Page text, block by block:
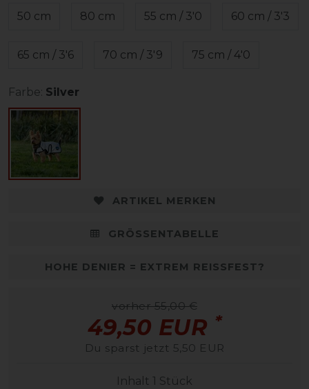
50 cm 80 cm 55 cm / 3'0 60 cm / 3'3
65 cm / 3'6 70 cm / 3'9 75 cm / 4'0
Farbe: Silver
ARTIKEL MERKEN
GRÖSSENTABELLE
HOHE DENIER = EXTREM REISSFEST?
vorher 55,00 €
49,50 EUR *
Du sparst jetzt 5,50 EUR
Inhalt 1 Stück